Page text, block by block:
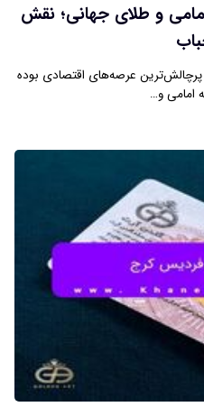
و طلای جهانی؛ نقش
پرچالش‌ترین عرصه‌های اقتصادی بوده
امامی و…